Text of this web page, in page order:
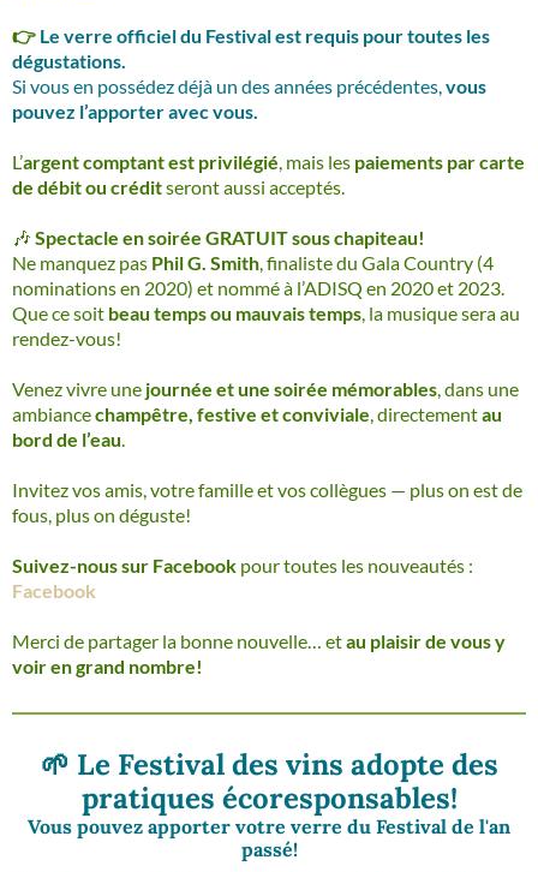
👉 Le verre officiel du Festival est requis pour toutes les
dégustations.
Si vous en possédez déjà un des années précédentes, vous
pouvez l’apporter avec vous.
L’argent comptant est privilégié , mais les paiements par carte
de débit ou créditseront aussi acceptés.
🎶 Spectacle en soirée GRATUIT sous chapiteau!
Ne manquez pas Phil G. Smith , finaliste du Gala Country (4
nominations en 2020) et nommé à l’ADISQ en 2020 et 2023.
Que ce soit beau temps ou mauvais temps , la musique sera au
rendez-vous!
Venez vivre une journée et une soirée mémorables , dans une
ambiancechampêtre, festive et conviviale , directementau
bord de l’eau
Invitez vos amis, votre famille et vos collègues — plus on est de
fous, plus on déguste!
Suivez-nous sur Facebook pour toutes les nouveautés :
Facebook
Merci de partager la bonne nouvelle… etau plaisir de vous y
voir en grand nombre!
🌱 Le Festival des vins adopte des
pratiques écoresponsables!
Vous pouvez apporter votre verre du Festival de l'an
passé!